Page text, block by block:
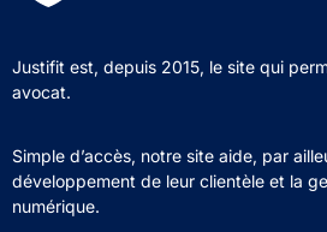
Justifit est, depuis 2015, le site qui
avocat.
Simple d’accès, notre site aide, par
développement de leur clientèle et la
numérique.